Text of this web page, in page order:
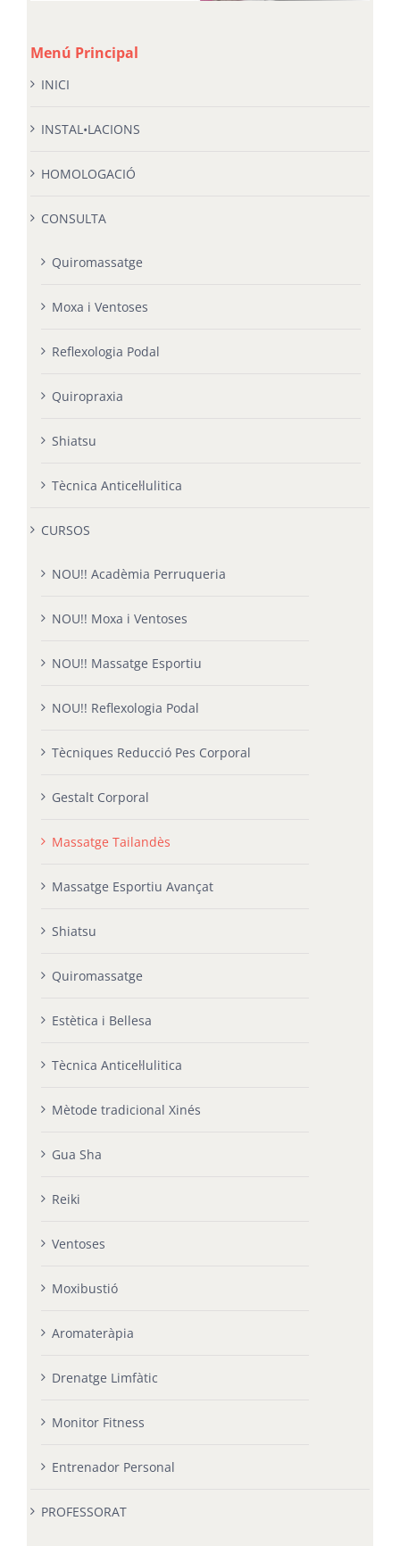
Menú Principal
INICI
INSTAL•LACIONS
HOMOLOGACIÓ
CONSULTA
Quiromassatge
Moxa i Ventoses
Reflexologia Podal
Quiropraxia
Shiatsu
Tècnica Anticel·lulitica
CURSOS
NOU!! Acadèmia Perruqueria
NOU!! Moxa i Ventoses
NOU!! Massatge Esportiu
NOU!! Reflexologia Podal
Tècniques Reducció Pes Corporal
Gestalt Corporal
Massatge Tailandès
Massatge Esportiu Avançat
Shiatsu
Quiromassatge
Estètica i Bellesa
Tècnica Anticel·lulitica
Mètode tradicional Xinés
Gua Sha
Reiki
Ventoses
Moxibustió
Aromateràpia
Drenatge Limfàtic
Monitor Fitness
Entrenador Personal
PROFESSORAT